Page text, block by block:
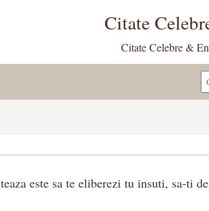
Citate
Citate Celebre &
este sa te eliberezi tu insuti, sa-ti